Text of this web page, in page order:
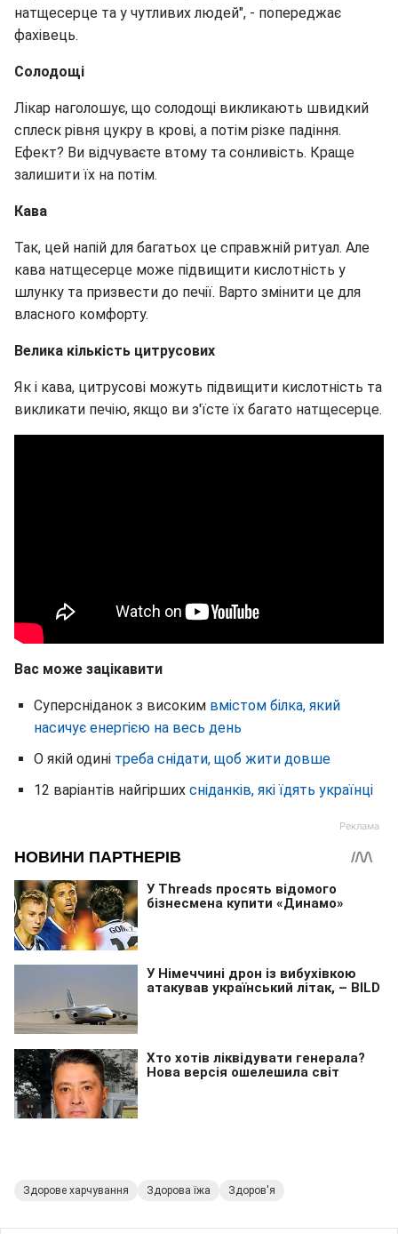
натщесерце та у чутливих людей", - попереджає
фахівець.
Солодощі
Лікар наголошує, що солодощі викликають швидкий
сплеск рівня цукру в крові, а потім різке падіння.
Ефект? Ви відчуваєте втому та сонливість. Краще
залишити їх на потім.
Кава
Так, цей напій для багатьох це справжній ритуал. Але
кава натщесерце може підвищити кислотність у
шлунку та призвести до печії. Варто змінити це для
власного комфорту.
Велика кількість цитрусових
Як і кава, цитрусові можуть підвищити кислотність та
викликати печію, якщо ви з'їсте їх багато натщесерце.
Вас може зацікавити
Суперсніданок з високим вмістом білка, який
насичує енергією на весь день
О якій одині треба снідати, щоб жити довше
12 варіантів найгірших сніданків, які їдять українці
Здорове харчування Здорова їжа Здоров'я